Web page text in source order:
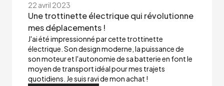
22 avril 2023
Une trottinette électrique qui révolutionne
mes déplacements !
J'ai été impressionné par cette trottinette
électrique. Son design moderne, la puissance de
son moteur et l'autonomie de sa batterie en font le
moyen de transport idéal pour mes trajets
quotidiens. Je suis ravi de mon achat !